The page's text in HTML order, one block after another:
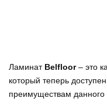
Ламинат Belfloor– это
который теперь
преимуществам данного